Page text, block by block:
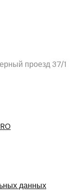
проезд 37/1
данных